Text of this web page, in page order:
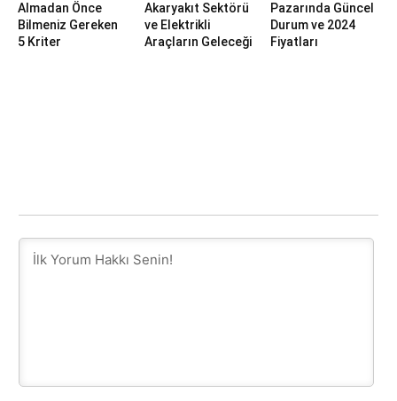
Almadan Önce
Bilmeniz Gereken
5 Kriter
Akaryakıt Sektörü
ve Elektrikli
Araçların Geleceği
Pazarında Güncel
Durum ve 2024
Fiyatları